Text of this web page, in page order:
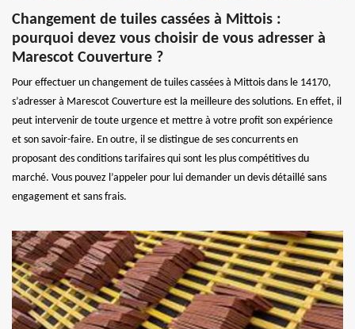
Changement de tuiles cassées à Mittois :
pourquoi devez vous choisir de vous adresser à
Marescot Couverture ?
Pour effectuer un changement de tuiles cassées à Mittois dans le 14170,
s’adresser à Marescot Couverture est la meilleure des solutions. En effet, il
peut intervenir de toute urgence et mettre à votre profit son expérience
et son savoir-faire. En outre, il se distingue de ses concurrents en
proposant des conditions tarifaires qui sont les plus compétitives du
marché. Vous pouvez l’appeler pour lui demander un devis détaillé sans
engagement et sans frais.